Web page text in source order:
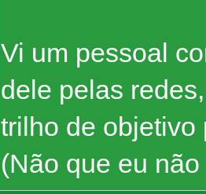
Vi um pessoal
dele pelas
trilho de objetivo
(Não que eu